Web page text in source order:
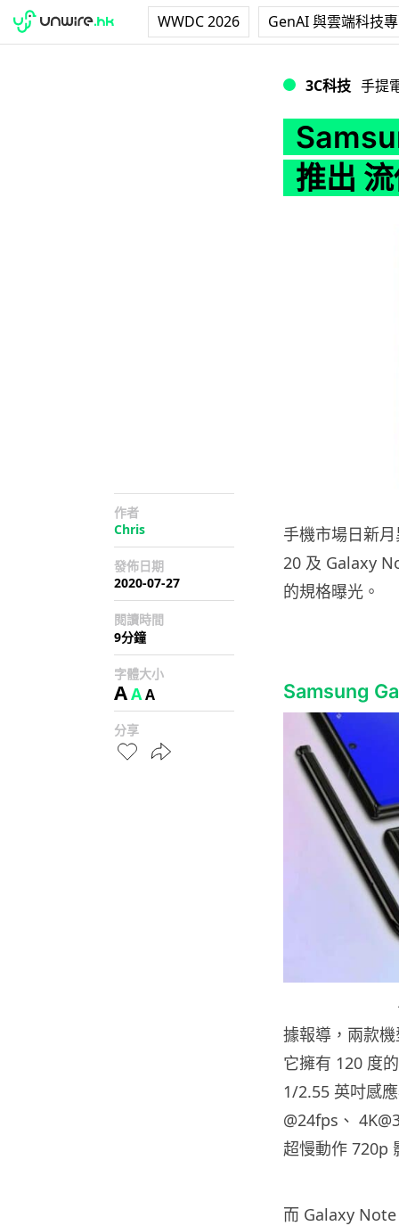
WWDC 2026 GenAI 與雲端科技
3C科技 手提
推出
作者
Chris
發佈日期
2020-07-27
閱讀時間
9分鐘
字體大小
AAA
分享
手機市場日新
20 及 Galaxy
的規格曝光。
Samsung
據報導，兩款
它擁有 120 度
1/2.55 英吋感
@24fps、
超慢動作 720p
而 Galaxy